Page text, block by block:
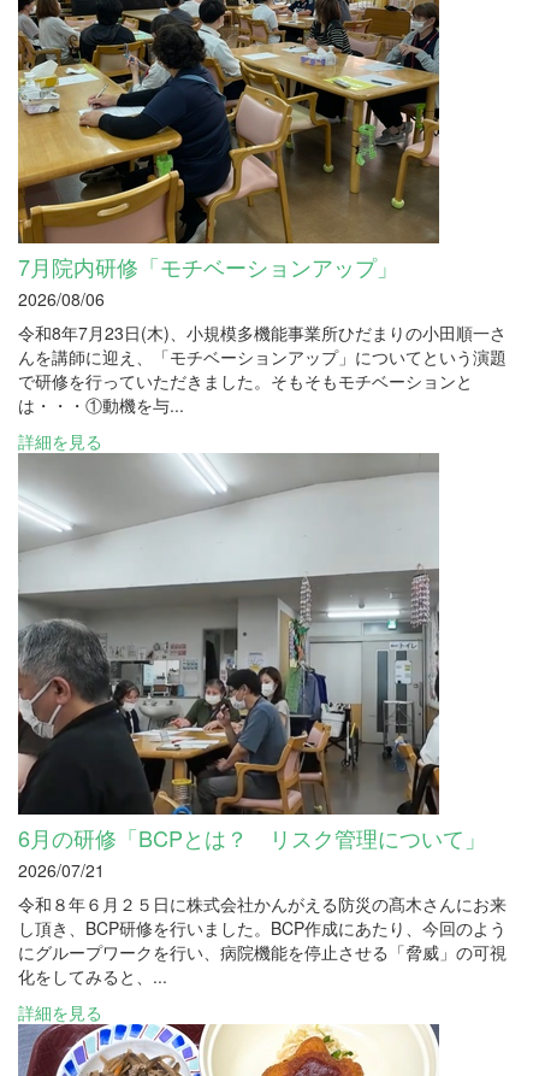
7月院内研修「モチベーションアップ」
2026/08/06
令和8年7月23日(木)、小規模多機能事業所ひだまりの小田順一さ
んを講師に迎え、「モチベーションアップ」についてという演題
で研修を行っていただきました。そもそもモチベーションと
は・・・①動機を与...
詳細を見る
6月の研修「BCPとは？ リスク管理について」
2026/07/21
令和８年６月２５日に株式会社かんがえる防災の髙木さんにお来
し頂き、BCP研修を行いました。BCP作成にあたり、今回のよう
にグループワークを行い、病院機能を停止させる「脅威」の可視
化をしてみると、...
詳細を見る